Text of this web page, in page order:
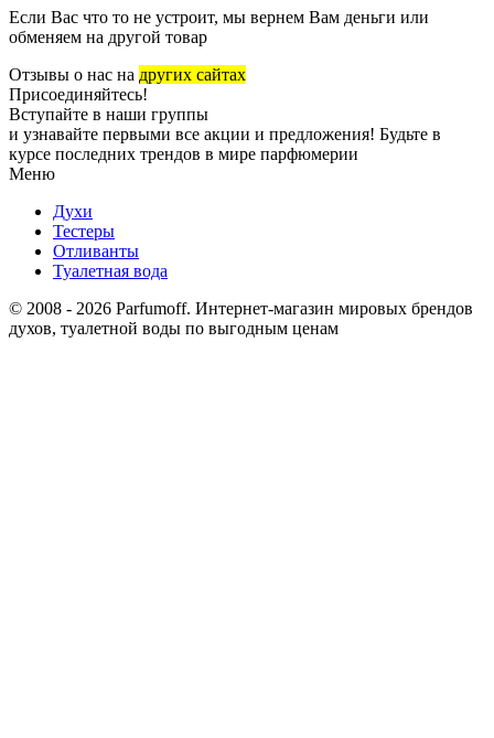
Если Вас что то не устроит, мы вернем Вам деньги или
обменяем на другой товар
Отзывы о нас на других сайтах
Присоединяйтесь!
Вступайте в наши группы
и узнавайте первыми все акции и предложения! Будьте в
курсе последних трендов в мире парфюмерии
Меню
Духи
Тестеры
Отливанты
Туалетная вода
© 2008 - 2026 Parfumoff. Интернет-магазин мировых брендов
духов, туалетной воды по выгодным ценам